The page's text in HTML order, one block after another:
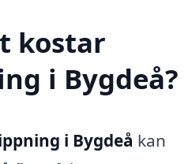
kostar
i Bygdeå?
i Bygdeå kan